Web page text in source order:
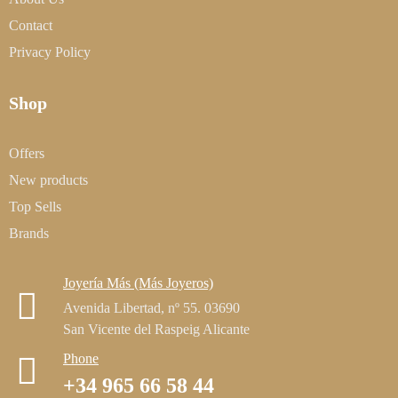
Contact
Privacy Policy
Shop
Offers
New products
Top Sells
Brands
Joyería Más (Más Joyeros)
Avenida Libertad, nº 55. 03690
San Vicente del Raspeig Alicante
Phone
+34 965 66 58 44